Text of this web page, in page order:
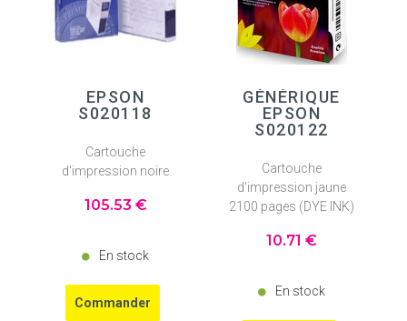
EPSON
S020118
Cartouche
d'impression noire
105.53 €
En stock
GÉNÉRIQUE
EPSON
S020122
Cartouche
d'impression jaune
2100 pages (DYE INK)
10.71 €
En stock